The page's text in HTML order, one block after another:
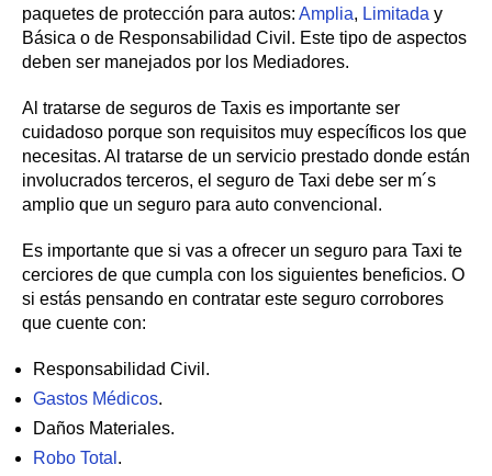
paquetes de protección para autos: Amplia, Limitada y
Básica o de Responsabilidad Civil. Este tipo de aspectos
deben ser manejados por los Mediadores.
Al tratarse de seguros de Taxis es importante ser
cuidadoso porque son requisitos muy específicos los que
necesitas. Al tratarse de un servicio prestado donde están
involucrados terceros, el seguro de Taxi debe ser m´s
amplio que un seguro para auto convencional.
Es importante que si vas a ofrecer un seguro para Taxi te
cerciores de que cumpla con los siguientes beneficios. O
si estás pensando en contratar este seguro corrobores
que cuente con:
Responsabilidad Civil.
Gastos Médicos.
Daños Materiales.
Robo Total .